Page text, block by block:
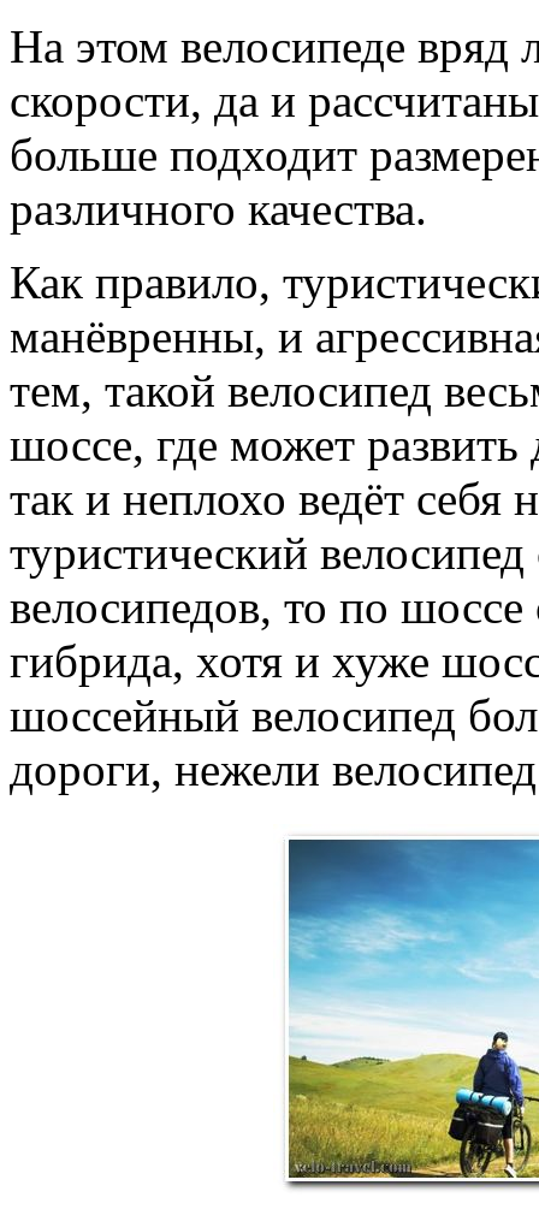
На этом велосипеде
скорости, да и
больше подходит
различного качества.
Как правило,
манёвренны, и
тем, такой велосипед
шоссе, где может
так и неплохо ведёт себя
туристический
велосипедов, то по шоссе
гибрида, хотя и хуже
шоссейный велосипед
дороги, нежели